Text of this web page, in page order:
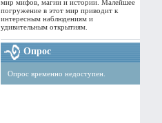
мир мифов, магии и истории. Малейшее
погружение в этот мир приводит к
интересным наблюдениям и
удивительным открытиям.
Опрос
Опрос временно недоступен.